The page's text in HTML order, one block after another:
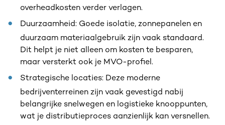
overheadkosten verder verlagen.
Duurzaamheid: Goede isolatie, zonnepanelen en
duurzaam materiaalgebruik zijn vaak standaard.
Dit helpt je niet alleen om kosten te besparen,
maar versterkt ook je MVO-profiel.
Strategische locaties: Deze moderne
bedrijventerreinen zijn vaak gevestigd nabij
belangrijke snelwegen en logistieke knooppunten,
wat je distributieproces aanzienlijk kan versnellen.